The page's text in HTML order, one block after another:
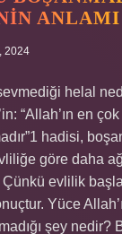
2024
helal
“Allah’ın en
hadisi,
göre daha
evlilik
Yüce
şey nedir?